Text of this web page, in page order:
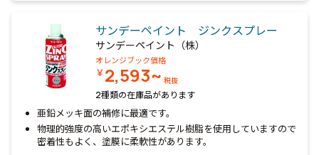
サンデーペイント ジンクスプレー
サンデーペイント（株）
オレンジブック価格
￥2,593~ 税抜
2種類の在庫品があります
亜鉛メッキ面の補修に最適です。
物理的強度の高いエポキシエステル樹脂を使用していますので
密着性もよく、塗膜に柔軟性があります。